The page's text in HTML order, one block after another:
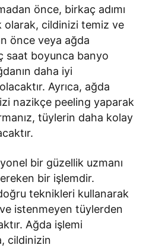
önce, birkaç adımı
olarak, cildinizi temiz ve
önce veya ağda
saat boyunca banyo
daha iyi
Ayrıca, ağda
nazikçe peeling yaparak
tüylerin daha kolay
bir güzellik uzmanı
bir işlemdir.
teknikleri kullanarak
istenmeyen tüylerden
Ağda işlemi
cildinizin